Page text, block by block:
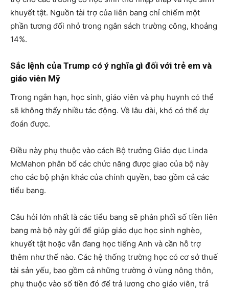
khuyết tật. Nguồn tài trợ của liên bang chỉ chiếm một
phần tương đối nhỏ trong ngân sách trường công, khoảng
14%.
Sắc lệnh của Trump có ý nghĩa gì đối với trẻ em và
giáo viên Mỹ
Trong ngắn hạn, học sinh, giáo viên và phụ huynh có thể
sẽ không thấy nhiều tác động. Về lâu dài, khó có thể dự
đoán được.
Điều này phụ thuộc vào cách Bộ trưởng Giáo dục Linda
McMahon phân bổ các chức năng được giao của bộ này
cho các bộ phận khác của chính quyền, bao gồm cả các
tiểu bang.
Câu hỏi lớn nhất là các tiểu bang sẽ phân phối số tiền liên
bang mà bộ này gửi để giúp giáo dục học sinh nghèo,
khuyết tật hoặc vẫn đang học tiếng Anh và cần hỗ trợ
thêm như thế nào. Các hệ thống trường học có cơ sở thuế
tài sản yếu, bao gồm cả những trường ở vùng nông thôn,
phụ thuộc vào số tiền đó để trả lương cho giáo viên, trả